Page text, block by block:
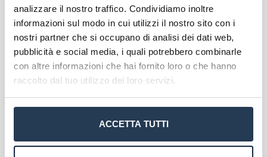
analizzare il nostro traffico. Condividiamo inoltre
informazioni sul modo in cui utilizzi il nostro sito con i
nostri partner che si occupano di analisi dei dati web,
pubblicità e social media, i quali potrebbero combinarle
con altre informazioni che hai fornito loro o che hanno
raccolto dal tuo utilizzo dei loro servizi.
ACCETTA TUTTI
showroom, riviste, ecc.). A conclusione del
percorso, i partecipanti saranno in grado di
gestire l’intero ciclo di vita del prodotto moda
fino alla sua distribuzione e introduzione nel
mercato di riferimento.